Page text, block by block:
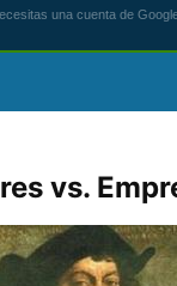
vs.
una cuenta de